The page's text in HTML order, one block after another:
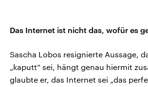
Das Internet ist nicht das, wofür es
Sascha Lobos resignierte Aussage,
„kaputt“ sei, hängt genau hiermit
glaubte er, das Internet sei „das